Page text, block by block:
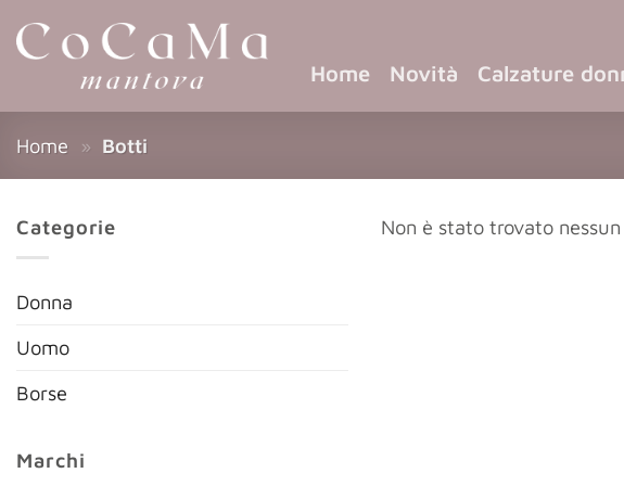
Home Novità Calzature
Home » Botti
Categorie
Donna
Uomo
Borse
Marchi
Non è stato trovato